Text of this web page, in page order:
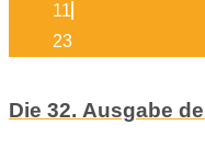
11
23
Die 32. Ausgabe